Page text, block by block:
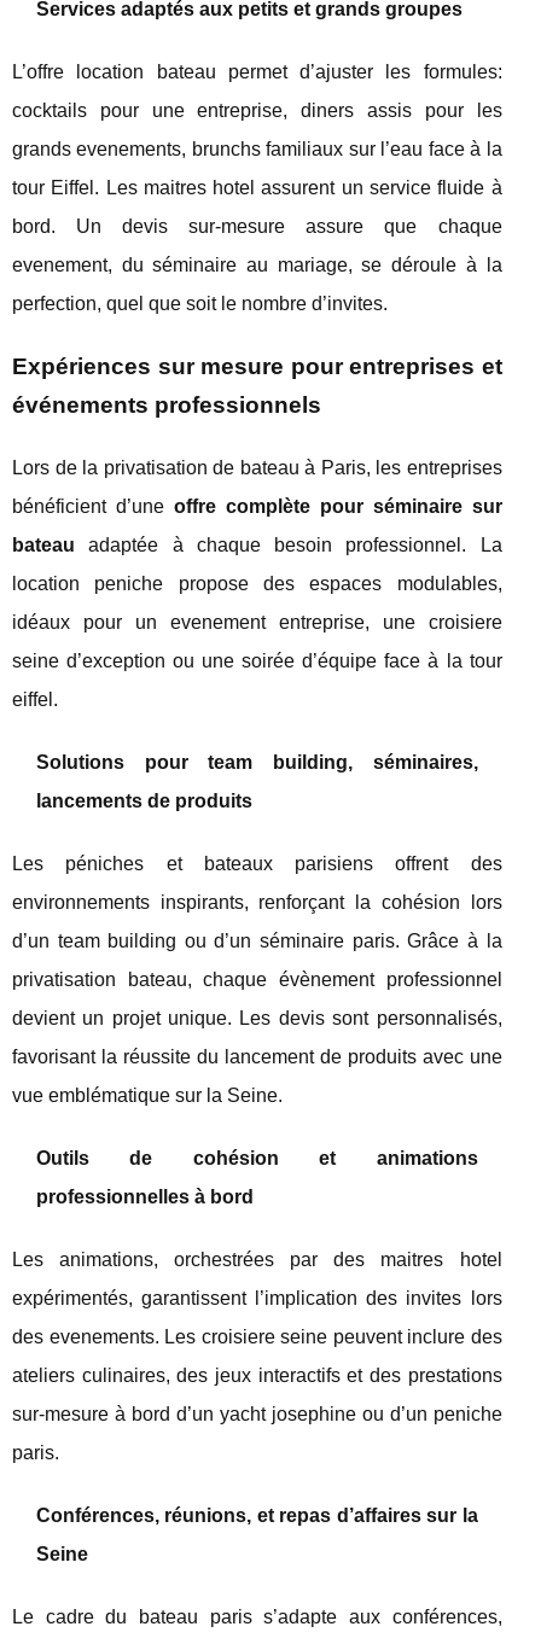
Services adaptés aux petits et grands groupes
L’offre location bateau permet d’ajuster les formules:
cocktails pour une entreprise, diners assis pour les
grands evenements, brunchs familiaux sur l’eau face à la
tour Eiffel. Les maitres hotel assurent un service fluide à
bord. Un devis sur-mesure assure que chaque
evenement, du séminaire au mariage, se déroule à la
perfection, quel que soit le nombre d’invites.
Expériences sur mesure pour entreprises et
événements professionnels
Lors de la privatisation de bateau à Paris, les entreprises
bénéficient d’une offre complète pour séminaire sur
bateau adaptée à chaque besoin professionnel. La
location peniche propose des espaces modulables,
idéaux pour un evenement entreprise, une croisiere
seine d’exception ou une soirée d’équipe face à la tour
eiffel.
Solutions pour team building, séminaires,
lancements de produits
Les péniches et bateaux parisiens offrent des
environnements inspirants, renforçant la cohésion lors
d’un team building ou d’un séminaire paris. Grâce à la
privatisation bateau, chaque évènement professionnel
devient un projet unique. Les devis sont personnalisés,
favorisant la réussite du lancement de produits avec une
vue emblématique sur la Seine.
Outils de cohésion et animations
professionnelles à bord
Les animations, orchestrées par des maitres hotel
expérimentés, garantissent l’implication des invites lors
des evenements. Les croisiere seine peuvent inclure des
ateliers culinaires, des jeux interactifs et des prestations
sur-mesure à bord d’un yacht josephine ou d’un peniche
paris.
Conférences, réunions, et repas d’affaires sur la
Seine
Le cadre du bateau paris s’adapte aux conférences,